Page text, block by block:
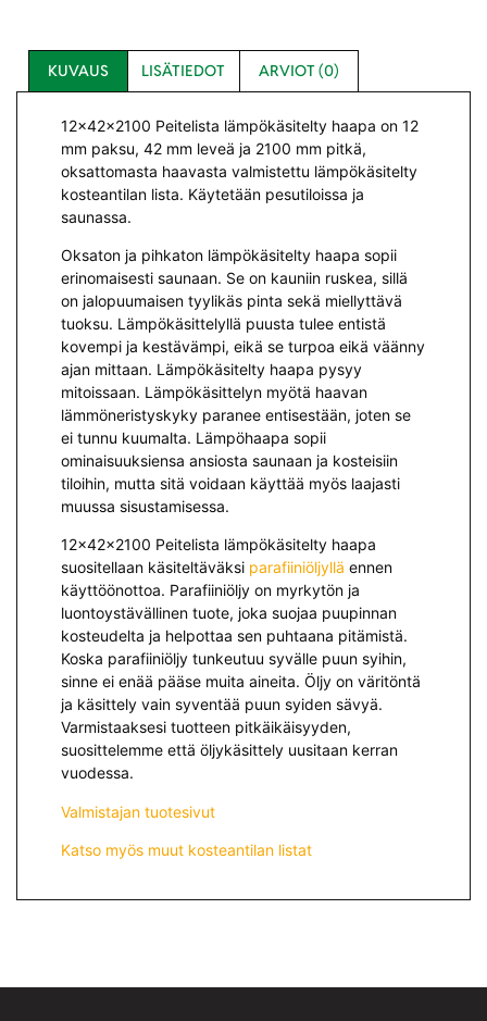
KUVAUS LISÄTIEDOT ARVIOT (0)
12x42x2100 Peitelista lämpökäsitelty haapa on 12
mm paksu, 42 mm leveä ja 2100 mm pitkä,
oksattomasta haavasta valmistettu lämpökäsitelty
kosteantilan lista. Käytetään pesutiloissa ja
saunassa.
Oksaton ja pihkaton lämpökäsitelty haapa sopii
erinomaisesti saunaan. Se on kauniin ruskea, sillä
on jalopuumaisen tyylikäs pinta sekä miellyttävä
tuoksu. Lämpökäsittelyllä puusta tulee entistä
kovempi ja kestävämpi, eikä se turpoa eikä väänny
ajan mittaan. Lämpökäsitelty haapa pysyy
mitoissaan. Lämpökäsittelyn myötä haavan
lämmöneristyskyky paranee entisestään, joten se
ei tunnu kuumalta. Lämpöhaapa sopii
ominaisuuksiensa ansiosta saunaan ja kosteisiin
tiloihin, mutta sitä voidaan käyttää myös laajasti
muussa sisustamisessa.
12x42x2100 Peitelista lämpökäsitelty haapa
suositellaan käsiteltäväksi parafiiniöljyllä ennen
käyttöönottoa. Parafiiniöljy on myrkytön ja
luontoystävällinen tuote, joka suojaa puupinnan
kosteudelta ja helpottaa sen puhtaana pitämistä.
Koska parafiiniöljy tunkeutuu syvälle puun syihin,
sinne ei enää pääse muita aineita. Öljy on väritöntä
ja käsittely vain syventää puun syiden sävyä.
Varmistaaksesi tuotteen pitkäikäisyyden,
suosittelemme että öljykäsittely uusitaan kerran
vuodessa.
Valmistajan tuotesivut
Katso myös muut kosteantilan listat